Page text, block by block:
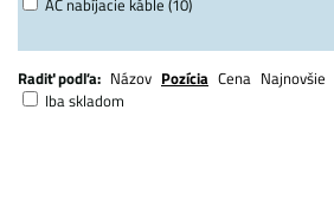
AC nabíjacie káble (10)
Radiť podľa: Názov Pozícia Cena Najnovšie
Iba skladom